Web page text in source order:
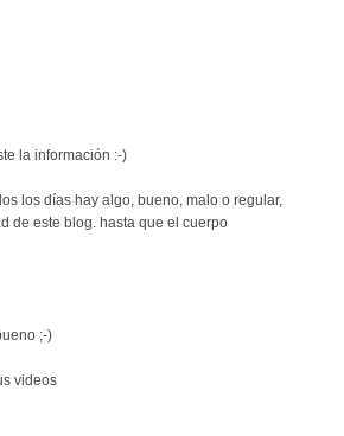
la información :-)
los días hay algo, bueno, malo o regular,
de este blog. hasta que el cuerpo
;-)
videos